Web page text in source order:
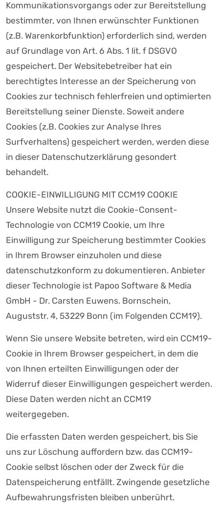
Kommunikationsvorgangs oder zur Bereitstellung
bestimmter, von Ihnen erwünschter Funktionen
(z.B. Warenkorbfunktion) erforderlich sind, werden
auf Grundlage von Art. 6 Abs. 1 lit. f DSGVO
gespeichert. Der Websitebetreiber hat ein
berechtigtes Interesse an der Speicherung von
Cookies zur technisch fehlerfreien und optimierten
Bereitstellung seiner Dienste. Soweit andere
Cookies (z.B. Cookies zur Analyse Ihres
Surfverhaltens) gespeichert werden, werden diese
in dieser Datenschutzerklärung gesondert
behandelt.
COOKIE-EINWILLIGUNG MIT CCM19 COOKIE
Unsere Website nutzt die Cookie-Consent-
Technologie von CCM19 Cookie, um Ihre
Einwilligung zur Speicherung bestimmter Cookies
in Ihrem Browser einzuholen und diese
datenschutzkonform zu dokumentieren. Anbieter
dieser Technologie ist Papoo Software & Media
GmbH - Dr. Carsten Euwens. Bornschein,
Auguststr. 4, 53229 Bonn (im Folgenden CCM19).
Wenn Sie unsere Website betreten, wird ein CCM19-
Cookie in Ihrem Browser gespeichert, in dem die
von Ihnen erteilten Einwilligungen oder der
Widerruf dieser Einwilligungen gespeichert werden.
Diese Daten werden nicht an CCM19
weitergegeben.
Die erfassten Daten werden gespeichert, bis Sie
uns zur Löschung auffordern bzw. das CCM19-
Cookie selbst löschen oder der Zweck für die
Datenspeicherung entfällt. Zwingende gesetzliche
Aufbewahrungsfristen bleiben unberührt.